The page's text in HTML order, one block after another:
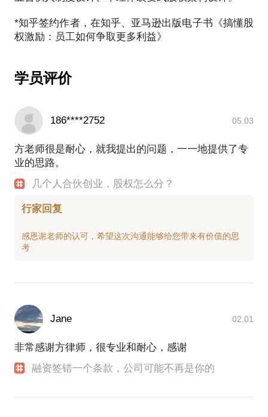
作为每日优鲜股权激励项目的咨询顾问，我以专业知
识和经验为公司提供了重要的价值和支持，制定了符
工的激励和绩效提升，使得公司的股权激励计划得以
过程中遇到的各种问题，并提供调整方案，为股权激
励计划的顺利实施提供了支持。
公司提供了重要的价值和支持，从制定了符合法律法
助公司实现了员工的激励和绩效提升，使得公司的股
权激励计划得以成功实施。我的工作对公司的长远发
*知乎签约作者，在知乎、亚马逊出版电子书《搞懂股
学员评价
186****2752 05.03
方老师很是耐心，就我提出的问题，一一地提供了专
业的思路。
几个人合伙创业，股权怎么分？
行家回复
感恩谢老师的认可，希望这次沟通能够给您带来有价值的思
Jane 02.01
非常感谢方律师，很专业和耐心，感谢
融资签错一个条款，公司可能不再是你的